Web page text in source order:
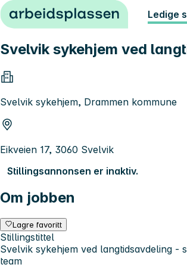
Hopp til innhold Ledige
Svelvik sykehjem ved
Svelvik sykehjem, Drammen kommune
Eikveien 17, 3060 Svelvik
Stillingsannonsen er inaktiv.
Om jobben
Lagre favoritt
Stillingstittel
Svelvik sykehjem ved langtidsavdeling
team